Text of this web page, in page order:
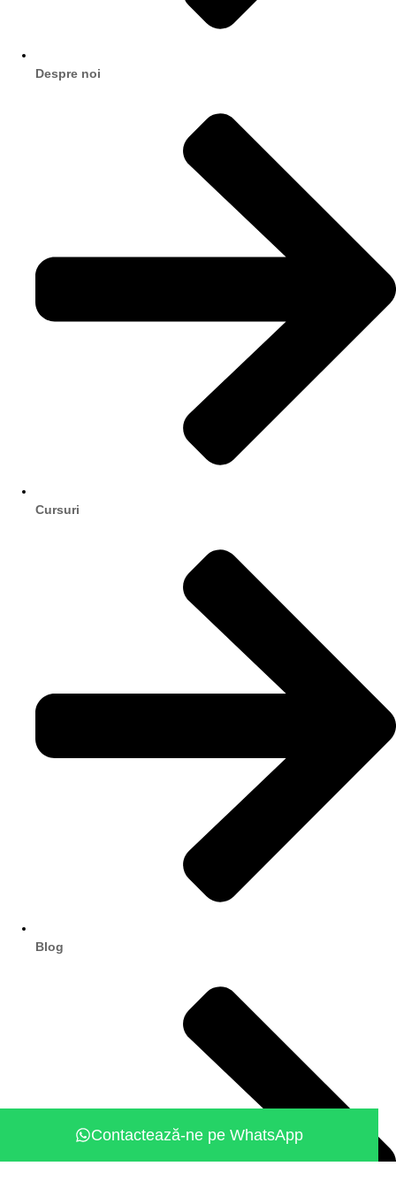
Despre noi
Cursuri
Blog
Contactează-ne pe WhatsApp